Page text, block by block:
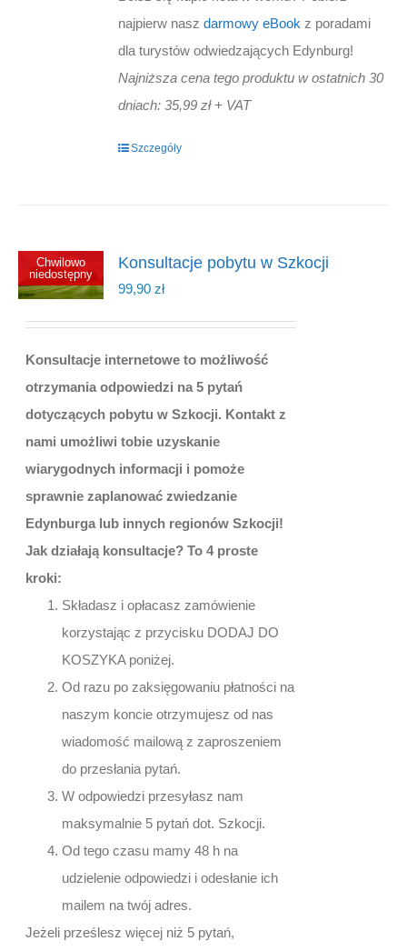
najpierw naszdarmowy eBook z poradami
dla turystów odwiedzających Edynburg!
Najniższa cena tego produktu w ostatnich 30
dniach: 35,99 zł + VAT
Szczegóły
Chwilowo
niedostępny
Konsultacje pobytu w Szkocji
99,90zł
Konsultacje internetowe to możliwość
otrzymania odpowiedzi na 5 pytań
dotyczących pobytu w Szkocji. Kontakt z
nami umożliwi tobie uzyskanie
wiarygodnych informacji i pomoże
sprawnie zaplanować zwiedzanie
Edynburga lub innych regionów Szkocji!
Jak działają konsultacje? To 4 proste
kroki:
Składasz i opłacasz zamówienie
korzystając z przycisku DODAJ DO
KOSZYKA poniżej.
Od razu po zaksięgowaniu płatności na
naszym koncie otrzymujesz od nas
wiadomość mailową z zaproszeniem
do przesłania pytań.
W odpowiedzi przesyłasz nam
maksymalnie 5 pytań dot. Szkocji.
Od tego czasu mamy 48 h na
udzielenie odpowiedzi i odesłanie ich
mailem na twój adres.
Jeżeli prześlesz więcej niż 5 pytań,